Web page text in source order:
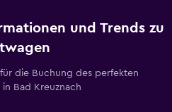
und Trends zu
die Buchung des perfekten
Bad Kreuznach